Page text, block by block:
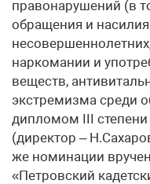
правонарушений (в
обращения и
наркомании и
веществ,
экстремизма среди
дипломом III
(директор –
же номинации
«Петровский